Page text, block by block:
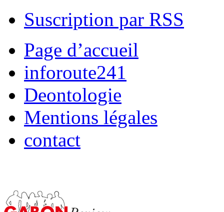
Suscription par RSS
Page d’accueil
inforoute241
Deontologie
Mentions légales
contact